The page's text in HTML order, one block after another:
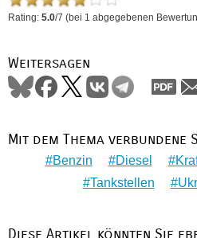
Rating: 5.0/7 (bei 1 abgegebenen
Weitersagen
Mit dem Thema
Benzin Diesel
Tankstellen
Diese Artikel könnten Sie